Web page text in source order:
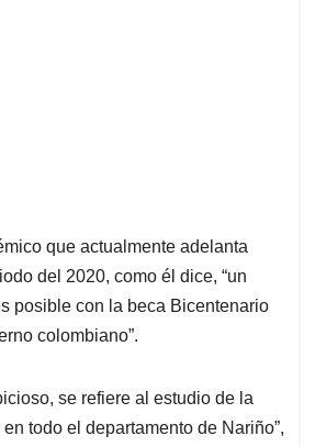
que actualmente adelanta
del 2020, como él dice, “un
posible con la beca Bicentenario
colombiano”.
se refiere al estudio de la
todo el departamento de Nariño”,